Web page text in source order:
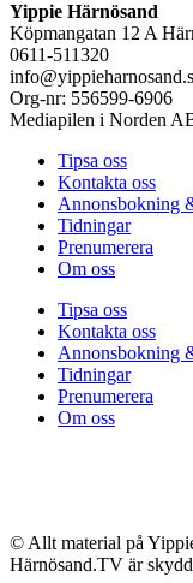
Yippie Härnösand
Köpmangatan 12 A
0611-511320
Org-nr: 556599-6906
Mediapilen i Norden
Tipsa oss
Kontakta oss
Annonsbokning
Tidningar
Prenumerera
Om oss
Tipsa oss
Kontakta oss
Annonsbokning
Tidningar
Prenumerera
Om oss
© Allt material på
Härnösand.TV är